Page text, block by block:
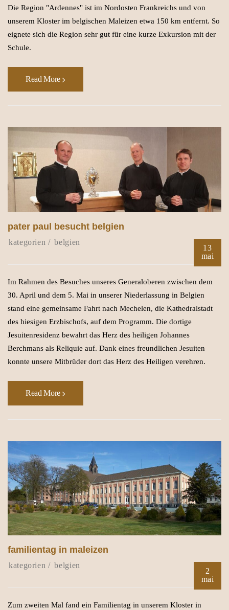
Die Region "Ardennes" ist im Nordosten Frankreichs und von
unserem Kloster im belgischen Maleizen etwa 150 km entfernt. So
eignete sich die Region sehr gut für eine kurze Exkursion mit der
Schule.
Read More
pater paul besucht belgien
belgien
13
mai
Im Rahmen des Besuches unseres Generaloberen zwischen dem
30. April und dem 5. Mai in unserer Niederlassung in Belgien
stand eine gemeinsame Fahrt nach Mechelen, die Kathedralstadt
des hiesigen Erzbischofs, auf dem Programm. Die dortige
Jesuitenresidenz bewahrt das Herz des heiligen Johannes
Berchmans als Reliquie auf. Dank eines freundlichen Jesuiten
konnte unsere Mitbrüder dort das Herz des Heiligen verehren.
Read More
familientag in maleizen
belgien
2
mai
Zum zweiten Mal fand ein Familientag in unserem Kloster in